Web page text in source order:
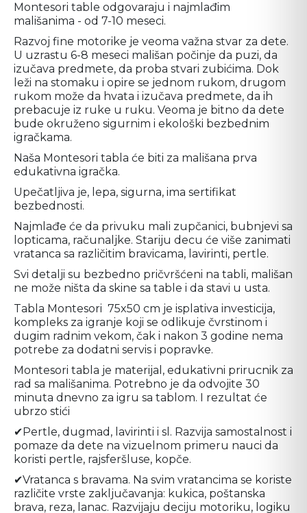
Montesori table odgovaraju i najmlađim
mališanima - od 7-10 meseci.
Razvoj fine motorike je veoma važna stvar za dete.
U uzrastu 6-8 meseci mališan počinje da puzi, da
izučava predmete, da proba stvari zubićima. Dok
leži na stomaku i opire se jednom rukom, drugom
rukom može da hvata i izučava predmete, da ih
prebacuje iz ruke u ruku. Veoma je bitno da dete
bude okruženo sigurnim i ekološki bezbednim
igračkama.
Naša Montesori tabla će biti za mališana prva
edukativna igračka.
Upečatljiva je, lepa, sigurna, ima sertifikat
bezbednosti.
Najmlađe će da privuku mali zupčanici, bubnjevi sa
lopticama, računaljke. Stariju decu će više zanimati
vratanca sa različitim bravicama, lavirinti, pertle.
Svi detalji su bezbedno pričvršćeni na tabli, mališan
ne može ništa da skine sa table i da stavi u usta.
Tabla Montesori  75x50 cm je isplativa investicija,
kompleks za igranje koji se odlikuje čvrstinom i
dugim radnim vekom, čak i nakon 3 godine nema
potrebe za dodatni servis i popravke.
Montesori tabla je materijal, edukativni prirucnik za
rad sa mališanima. Potrebno je da odvojite 30
minuta dnevno za igru sa tablom. I rezultat će
ubrzo stići
✔Pertle, dugmad, lavirinti i sl. Razvija samostalnost i
pomaze da dete na vizuelnom primeru nauci da
koristi pertle, rajsferšluse, kopče.
✔Vratanca s bravama. Na svim vratancima se koriste
različite vrste zaključavanja: kukica, poštanska
brava, reza, lanac. Razvijaju deciju motoriku, logiku